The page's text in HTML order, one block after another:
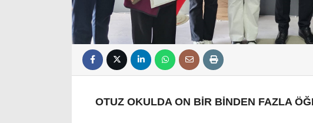
OTUZ OKULDA ON BİR BİNDEN FAZLA